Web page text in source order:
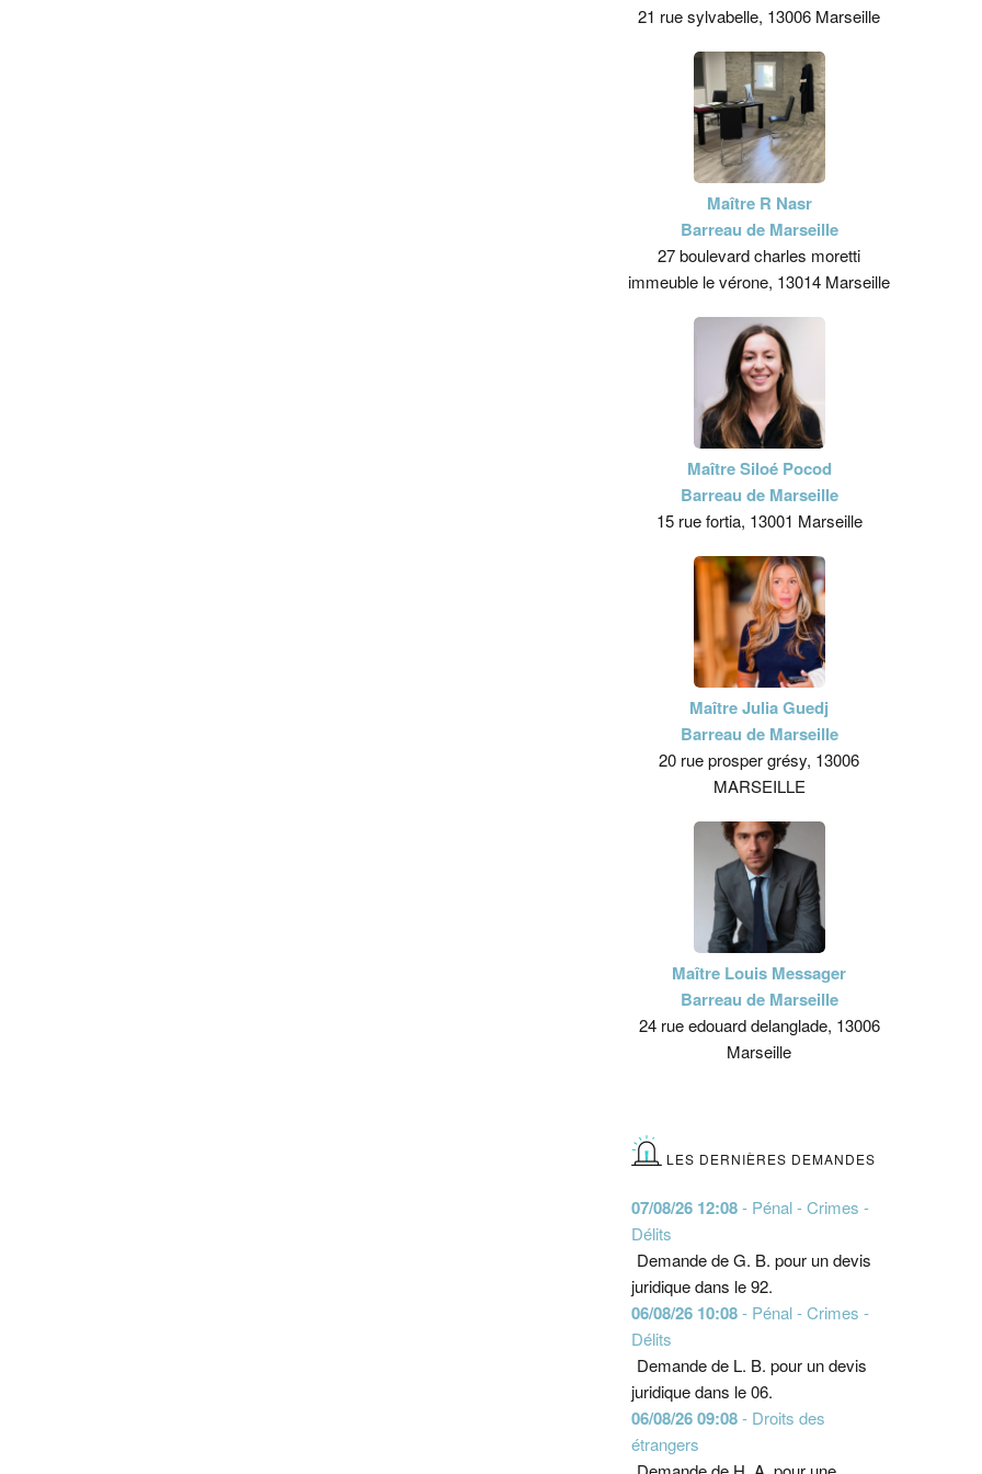
21 rue sylvabelle, 13006 Marseille
Maître R Nasr
Barreau de Marseille
27 boulevard charles moretti
immeuble le vérone, 13014 Marseille
Maître Siloé Pocod
Barreau de Marseille
15 rue fortia, 13001 Marseille
Maître Julia Guedj
Barreau de Marseille
20 rue prosper grésy, 13006
MARSEILLE
Maître Louis Messager
Barreau de Marseille
24 rue edouard delanglade, 13006
Marseille
LES DERNIÈRES DEMANDES
07/08/26 12:08- Pénal - Crimes -
Délits
Demande de G. B. pour un devis
juridique dans le 92.
06/08/26 10:08- Pénal - Crimes -
Délits
Demande de L. B. pour un devis
juridique dans le 06.
06/08/26 09:08- Droits des
étrangers